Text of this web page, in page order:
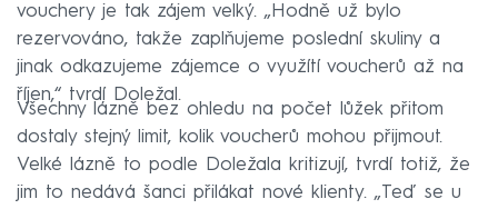
vouchery je tak zájem velký. „Hodně už bylo
rezervováno, takže zaplňujeme poslední skuliny a
jinak odkazujeme zájemce o využítí voucherů až na
říjen,“ tvrdí Doležal.
Všechny lázně bez ohledu na počet lůžek přitom
dostaly stejný limit, kolik voucherů mohou přijmout.
Velké lázně to podle Doležala kritizují, tvrdí totiž, že
jim to nedává šanci přilákat nové klienty. „Teď se u